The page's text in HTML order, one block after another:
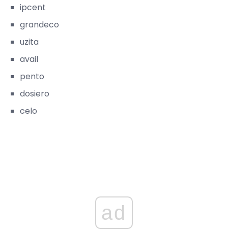
ipcent
grandeco
uzita
avail
pento
dosiero
celo
ad